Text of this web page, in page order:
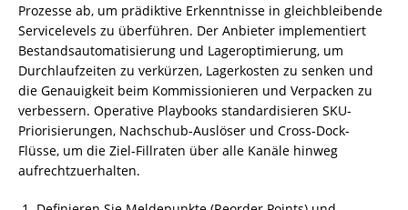
Prozesse ab, um prädiktive Erkenntnisse in gleichbleibende
Servicelevels zu überführen. Der Anbieter implementiert
Bestandsautomatisierung und Lageroptimierung, um
Durchlaufzeiten zu verkürzen, Lagerkosten zu senken und
die Genauigkeit beim Kommissionieren und Verpacken zu
verbessern. Operative Playbooks standardisieren SKU-
Priorisierungen, Nachschub-Auslöser und Cross-Dock-
Flüsse, um die Ziel-Fillraten über alle Kanäle hinweg
aufrechtzuerhalten.